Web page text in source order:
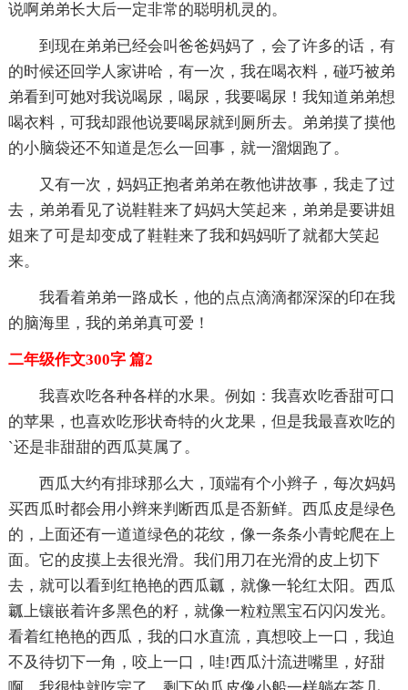
说啊弟弟长大后一定非常的聪明机灵的。
到现在弟弟已经会叫爸爸妈妈了，会了许多的话，有
的时候还回学人家讲哈，有一次，我在喝衣料，碰巧被弟
弟看到可她对我说喝尿，喝尿，我要喝尿！我知道弟弟想
喝衣料，可我却跟他说要喝尿就到厕所去。弟弟摸了摸他
的小脑袋还不知道是怎么一回事，就一溜烟跑了。
又有一次，妈妈正抱者弟弟在教他讲故事，我走了过
去，弟弟看见了说鞋鞋来了妈妈大笑起来，弟弟是要讲姐
姐来了可是却变成了鞋鞋来了我和妈妈听了就都大笑起
来。
我看着弟弟一路成长，他的点点滴滴都深深的印在我
的脑海里，我的弟弟真可爱！
二年级作文300字 篇2
我喜欢吃各种各样的水果。例如：我喜欢吃香甜可口
的苹果，也喜欢吃形状奇特的火龙果，但是我最喜欢吃的
`还是非甜甜的西瓜莫属了。
西瓜大约有排球那么大，顶端有个小辫子，每次妈妈
买西瓜时都会用小辫来判断西瓜是否新鲜。西瓜皮是绿色
的，上面还有一道道绿色的花纹，像一条条小青蛇爬在上
面。它的皮摸上去很光滑。我们用刀在光滑的皮上切下
去，就可以看到红艳艳的西瓜瓤，就像一轮红太阳。西瓜
瓤上镶嵌着许多黑色的籽，就像一粒粒黑宝石闪闪发光。
看着红艳艳的西瓜，我的口水直流，真想咬上一口，我迫
不及待切下一角，咬上一口，哇!西瓜汁流进嘴里，好甜